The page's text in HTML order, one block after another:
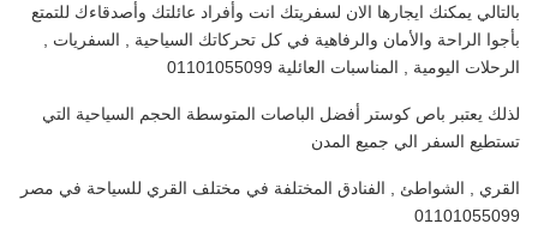
بالتالي يمكنك ايجارها الان لسفريتك انت وأفراد عائلتك وأصدقاءك للتمتع
بأجوا الراحة والأمان والرفاهية في كل تحركاتك السياحية , السفريات ,
الرحلات اليومية , المناسبات العائلية 01101055099
لذلك يعتبر باص كوستر أفضل الباصات المتوسطة الحجم السياحية التي
تستطيع السفر الي جميع المدن
القري , الشواطئ , الفنادق المختلفة في مختلف القري للسياحة في مصر
01101055099